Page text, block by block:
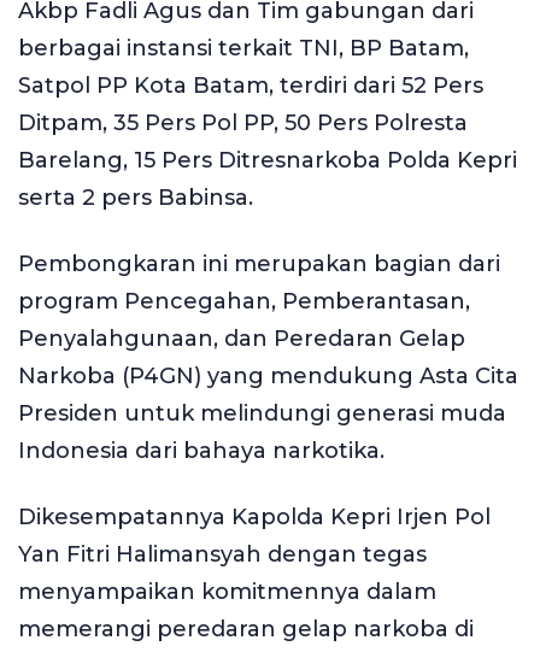
Akbp Fadli Agus dan Tim gabungan dari
berbagai instansi terkait TNI, BP Batam,
Satpol PP Kota Batam, terdiri dari 52 Pers
Ditpam, 35 Pers Pol PP, 50 Pers Polresta
Barelang, 15 Pers Ditresnarkoba Polda Kepri
serta 2 pers Babinsa.
Pembongkaran ini merupakan bagian dari
program Pencegahan, Pemberantasan,
Penyalahgunaan, dan Peredaran Gelap
Narkoba (P4GN) yang mendukung Asta Cita
Presiden untuk melindungi generasi muda
Indonesia dari bahaya narkotika.
Dikesempatannya Kapolda Kepri Irjen Pol
Yan Fitri Halimansyah dengan tegas
menyampaikan komitmennya dalam
memerangi peredaran gelap narkoba di